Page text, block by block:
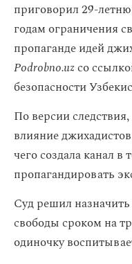
приговорил 29-
годам ограничения
пропаганде идей
Podrobno.uzсо
безопасности
По версии
влияние
чего создала канал в
пропагандировать
Суд решил
свободы сроком на
одиночку